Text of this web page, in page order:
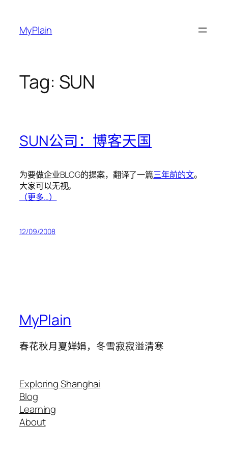
content
MyPlain
Tag: SUN
SUN公司：博客天国
为要做企业BLOG的提案，翻译了一篇三年前的文。
大家可以无视。
（更多…）
12/09/2008
MyPlain
春花秋月夏婵娟，冬雪寂寂溢清寒
Exploring Shanghai
Blog
Learning
About